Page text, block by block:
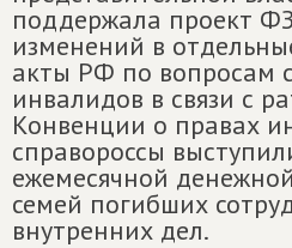
поддержала проект
изменений в
акты РФ по вопросам
инвалидов в связи с
Конвенции о правах
справороссы
ежемесячной
семей погибших
внутренних дел.